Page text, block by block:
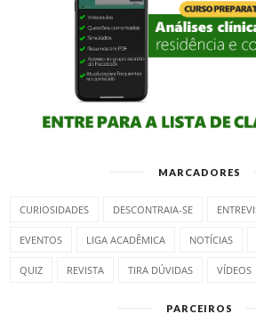
MARCADORES
CURIOSIDADES DESCONTRAIA-SE
EVENTOS LIGA ACADÊMICA NOTÍCIAS
QUIZ REVISTA TIRA DÚVIDAS VÍDEOS
PARCEIROS